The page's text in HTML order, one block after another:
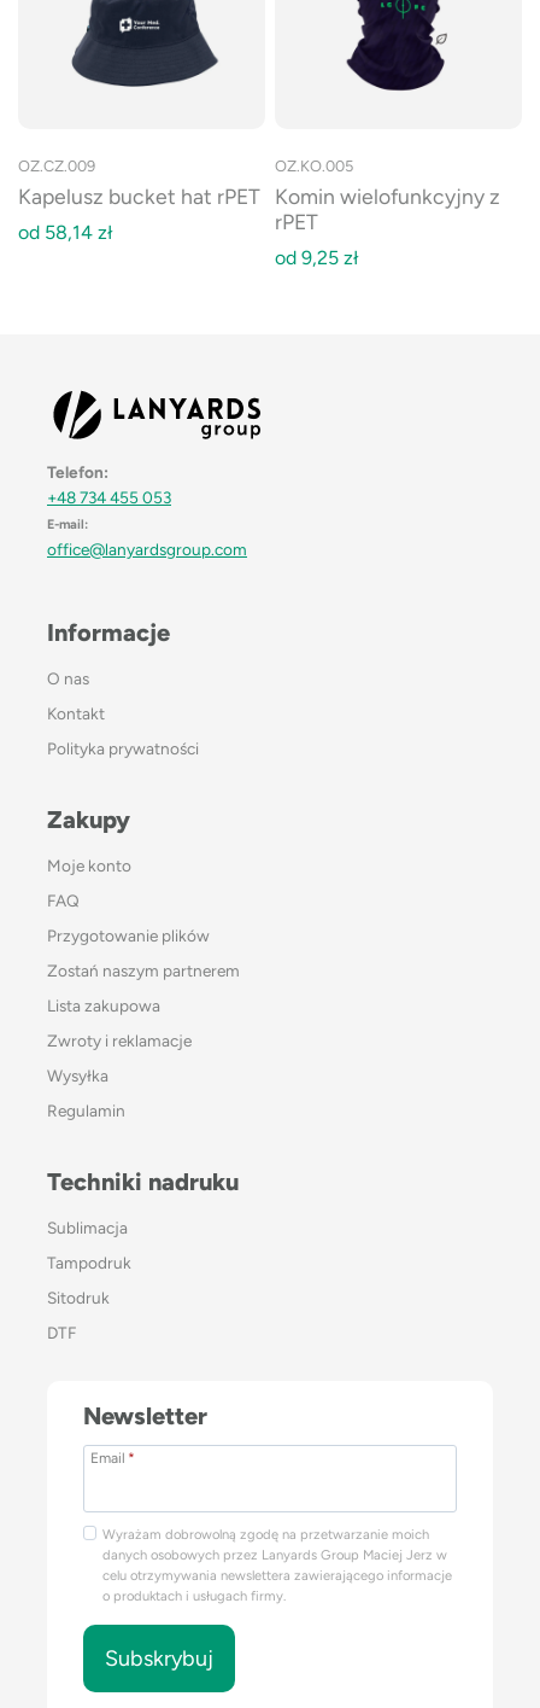
OZ.CZ.009
Kapelusz bucket hat rPET
od 58,14 zł
OZ.KO.005
Komin wielofunkcyjny z
rPET
od 9,25 zł
Telefon:
+48 734 455 053
E-mail:
office@lanyardsgroup.com
Informacje
O nas
Kontakt
Polityka prywatności
Zakupy
Moje konto
FAQ
Przygotowanie plików
Zostań naszym partnerem
Lista zakupowa
Zwroty i reklamacje
Wysyłka
Regulamin
Techniki nadruku
Sublimacja
Tampodruk
Sitodruk
DTF
Newsletter
Email *
Wyrażam dobrowolną zgodę na przetwarzanie moich
danych osobowych przez Lanyards Group Maciej Jerz w
celu otrzymywania newslettera zawierającego informacje
o produktach i usługach firmy.
Subskrybuj